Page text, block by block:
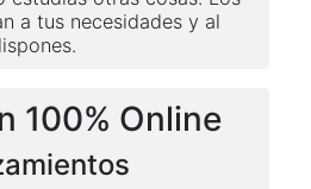
a tus necesidades y al
100% Online